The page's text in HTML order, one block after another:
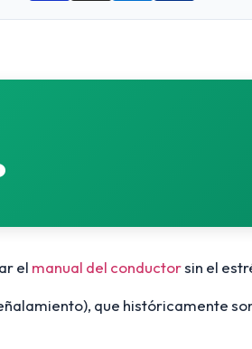
el manual del conductorsin el
que históricamente